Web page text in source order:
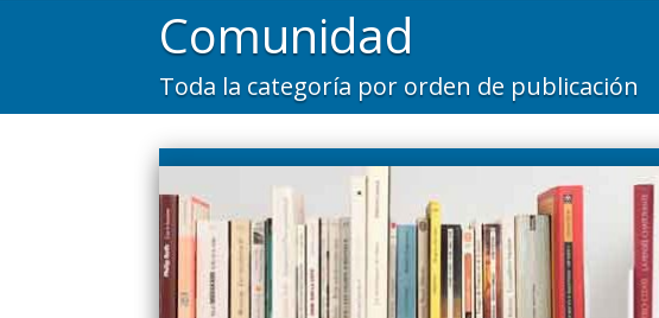
Comunidad
Toda la categoría por orden de publicación